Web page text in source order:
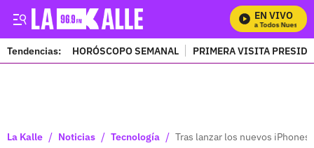
EN VIVO
Mira Todos Nuestros
Tendencias: HORÓSCOPO SEMANAL PRIMERA VISITA
La Kalle / Noticias / Tecnología / Tras lanzar los nuevos